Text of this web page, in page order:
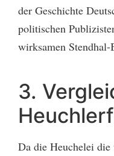
der Geschichte
politischen
wirksamen Stendhal-
3.
Da die Heuchelei